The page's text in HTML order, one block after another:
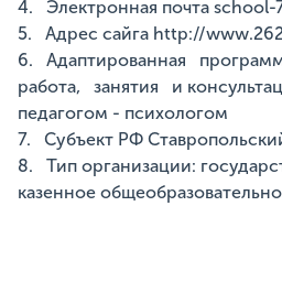
4. Электронная почта school-
5. Адрес сайга http://
6. Адаптированная
работа, занятия и
педагогом - психологом
7. Субъект РФ
8. Тип организации:
казенное